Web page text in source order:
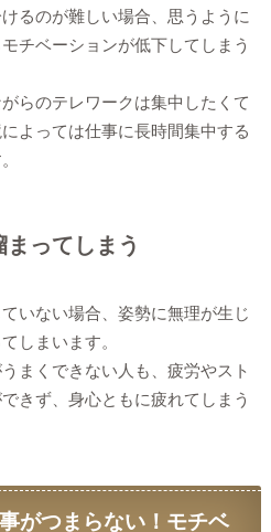
るのが難しい場合、思うように
チベーションが低下してしまう
らのテレワークは集中したくて
よっては仕事に長時間集中する
ってしまう
いない場合、姿勢に無理が生じ
しまいます。
まくできない人も、疲労やスト
きず、身心ともに疲れてしまう
がつまらない！モチベ